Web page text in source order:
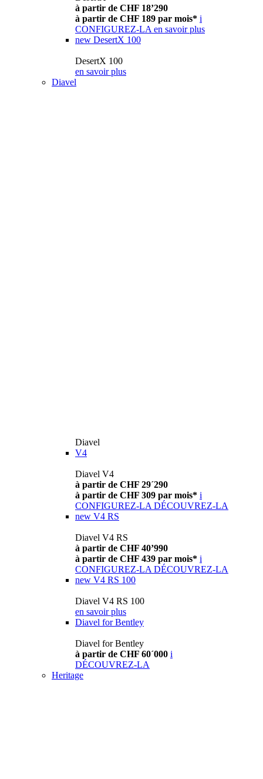
à partir de CHF 18’290
à partir de CHF 189 par mois* i
CONFIGUREZ-LA en savoir plus
new DesertX 100
DesertX 100
en savoir plus
Diavel
Diavel
V4
Diavel V4
à partir de CHF 29´290
à partir de CHF 309 par mois* i
CONFIGUREZ-LA DÉCOUVREZ-LA
new V4 RS
Diavel V4 RS
à partir de CHF 40’990
à partir de CHF 439 par mois* i
CONFIGUREZ-LA DÉCOUVREZ-LA
new V4 RS 100
Diavel V4 RS 100
en savoir plus
Diavel for Bentley
Diavel for Bentley
à partir de CHF 60´000 i
DÉCOUVREZ-LA
Heritage